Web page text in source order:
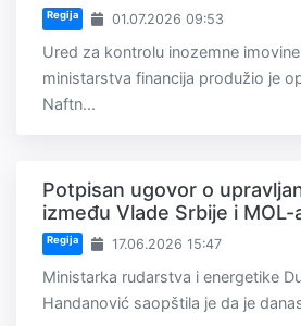
Regija 01.07.2026 09:53
Ured za kontrolu inozemne
ministarstva financija produžio je
Naftn...
Potpisan ugovor o
između Vlade Srbije i MOL-
Regija 17.06.2026 15:47
Ministarka rudarstva i energetike
Handanović saopštila je da je